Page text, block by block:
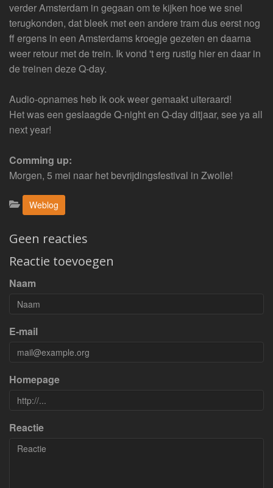
verder Amsterdam in gegaan om te kijken hoe we snel
terugkonden, dat bleek met een andere tram dus eerst nog
ff ergens in een Amsterdams kroegje gezeten en daarna
weer retour met de trein. Ik vond 't erg rustig hier en daar in
de treinen deze Q-day.
Audio-opnames heb ik ook weer gemaakt uiteraard!
Het was een geslaagde Q-night en Q-day ditjaar, see ya all
next year!
Comming up:
Morgen, 5 mei naar het bevrijdingsfestival in Zwolle!
Categorieën:
Weblog
Geen reacties
Reactie toevoegen
Naam
E-mail
Homepage
Reactie